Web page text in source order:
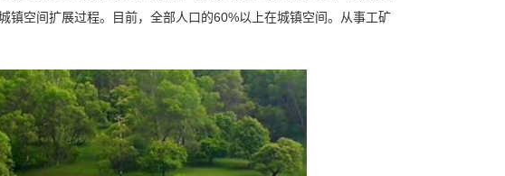
空间扩展过程。目前，全部人口的60%以上在城镇空间。从事工矿